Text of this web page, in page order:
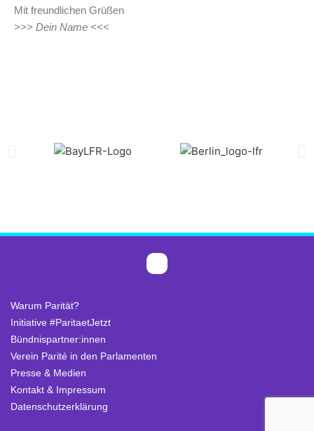
Mit freundlichen Grüßen
>>> Dein Name <<<
Warum Parität?
Initiative #ParitaetJetzt
Bündnispartner:innen
Verein Parité in den Parlamenten
Presse & Medien
Kontakt & Impressum
Datenschutzerklärung